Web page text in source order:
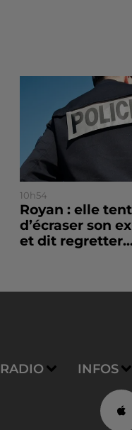
10h54
Royan : elle
d’écraser son
et dit
RADIO INFOS